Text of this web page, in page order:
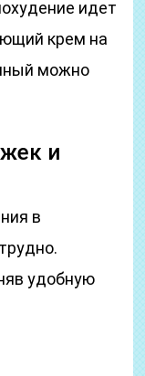
идет
крем на
можно
и
в
удобную